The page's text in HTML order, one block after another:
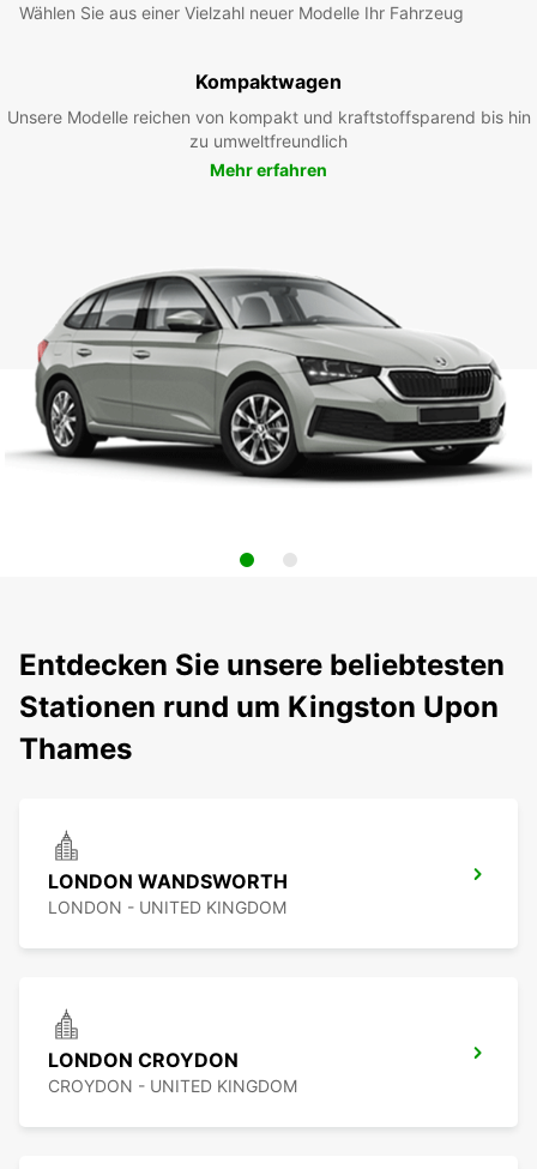
Wählen Sie aus einer Vielzahl neuer Modelle Ihr Fahrzeug
Kompaktwagen
Unsere Modelle reichen von kompakt und kraftstoffsparend bis hin
zu umweltfreundlich
Mehr erfahren
Entdecken Sie unsere beliebtesten
Stationen rund um Kingston Upon
Thames
LONDON WANDSWORTH
LONDON - UNITED KINGDOM
LONDON CROYDON
CROYDON - UNITED KINGDOM